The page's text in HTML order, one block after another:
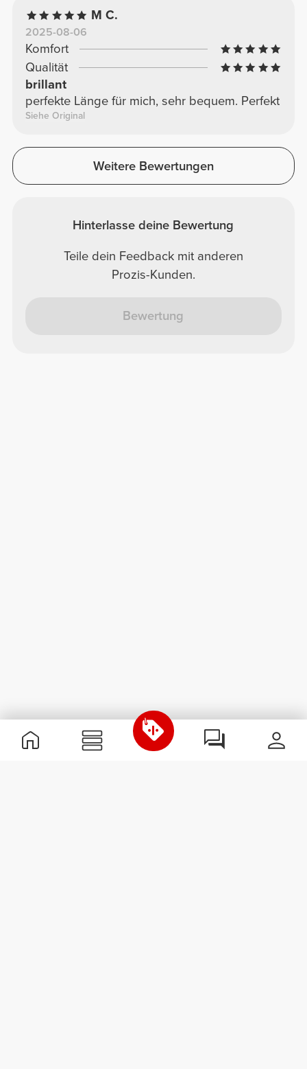
M C.
2025-08-06
Komfort
Qualität
brillant
perfekte Länge für mich, sehr bequem. Perfekt
Siehe Original
Weitere Bewertungen
Hinterlasse deine Bewertung
Teile dein Feedback mit anderen
Prozis-Kunden.
Bewertung